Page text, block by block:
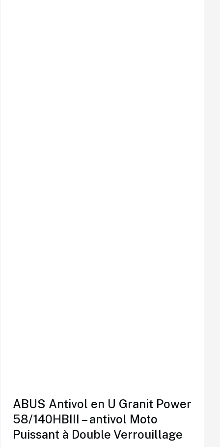
ABUS Antivol en U Granit Power
58/140HBIII – antivol Moto
Puissant à Double Verrouillage